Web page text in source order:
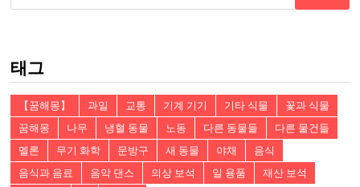
음
태그
【꿈해몽】 과일 교통 기계 기기 기타 식물
꽃과 식물
꿈해몽
나무 냉혈 동물 노동 다른 동물들
다른 물건들
멜론
무기 화학 문방구 새 동물 야채
음식
음식과 음료
음악 댄스 의상 보석 일 용품
재산 보석